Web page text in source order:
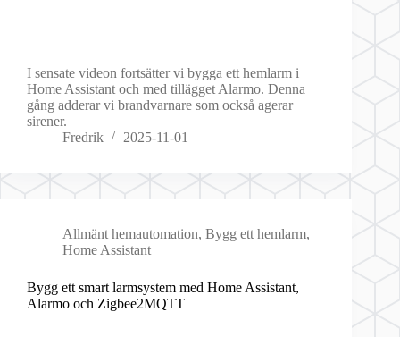
I sensate videon fortsätter vi bygga ett hemlarm i
Home Assistant och med tillägget Alarmo. Denna
gång adderar vi brandvarnare som också agerar
sirener.
Fredrik
2025-11-01
Allmänt hemautomation, Bygg ett hemlarm,
Home Assistant
Bygg ett smart larmsystem med Home Assistant,
Alarmo och Zigbee2MQTT